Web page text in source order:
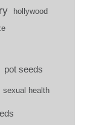
hollywood
pot seeds
sexual health